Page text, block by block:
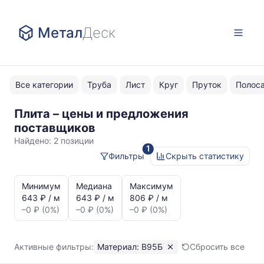
МеталДеск
Все категории Труба Лист Круг Пруток
Плита – цены и предложения
поставщиков
Найдено: 2 позиции
1
Фильтры
Скрыть статистику
динамика
цен:
Плита
Показаны
минимальная,
Минимум
643 ₽ / м
–0 ₽ (0%)
Медиана
643 ₽ / м
–0 ₽ (0%)
Максимум
806 ₽ / м
–0 ₽ (0%)
Активные фильтры: Материал: В95Б Сбросить все